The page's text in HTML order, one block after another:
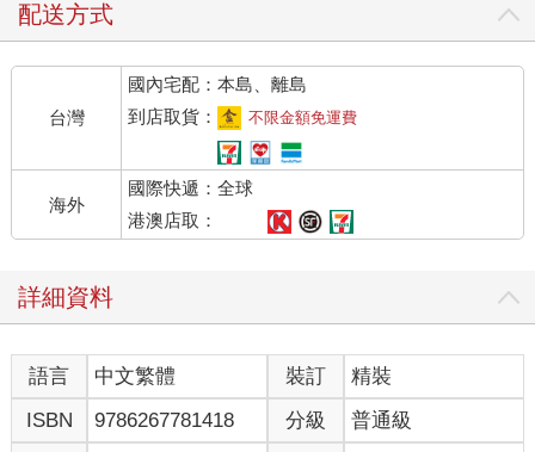
配送方式
台灣
國內宅配：本島、離島
到店取貨：
不限金額免運費
海外
國際快遞：全球
港澳店取：
詳細資料
語言 中文繁體 裝訂
精裝
ISBN
9786267781418 分級 普通級